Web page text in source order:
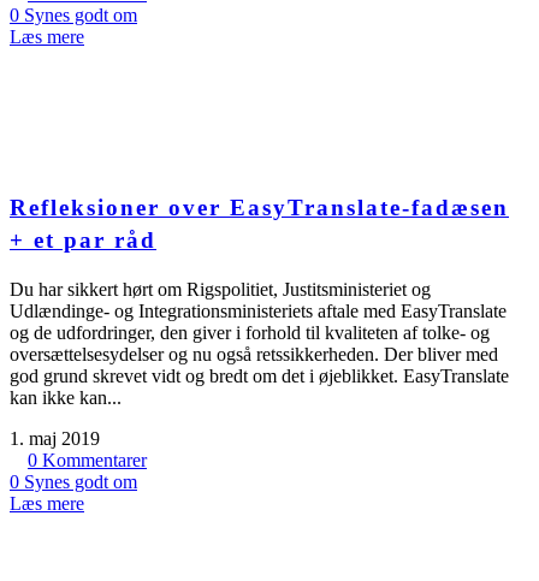
0 Synes godt om
Læs mere
Refleksioner over EasyTranslate-fadæsen
+ et par råd
Du har sikkert hørt om Rigspolitiet, Justitsministeriet og
Udlændinge- og Integrationsministeriets aftale med EasyTranslate
og de udfordringer, den giver i forhold til kvaliteten af tolke- og
oversættelsesydelser og nu også retssikkerheden. Der bliver med
god grund skrevet vidt og bredt om det i øjeblikket. EasyTranslate
kan ikke kan...
1. maj 2019
0 Kommentarer
0 Synes godt om
Læs mere